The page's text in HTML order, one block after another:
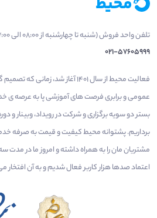
تلفن واحد فروش (شنبه تا چهارشنبه از 08:00 الی 17:00)
021-57605999
فعالیت محیط از سال 1401 آغاز شد،
عمومی و برابری فرصت های آموزشی پا به عرصه ی
بستر دو سویه برگزاری و شرکت در رویداد، وبینار
برداریم. پشتوانه محیط کیفیت و قیمت به صرفه
مشتریان مان را به همراه داشته و امروز ما در
اعتماد صدها هزار کاربر فعال شدیم و به آن افتخار